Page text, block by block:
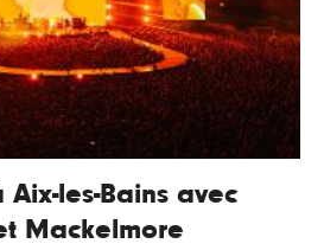
Aix-les-Bains avec
Mackelmore